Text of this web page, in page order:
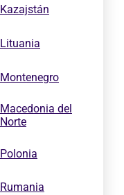
Kazajstán
Lituania
Montenegro
Macedonia del
Norte
Polonia
Rumania